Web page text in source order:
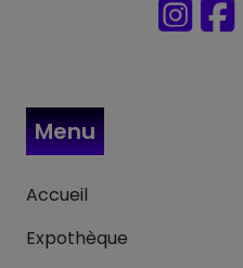
Menu
Accueil
Expothèque